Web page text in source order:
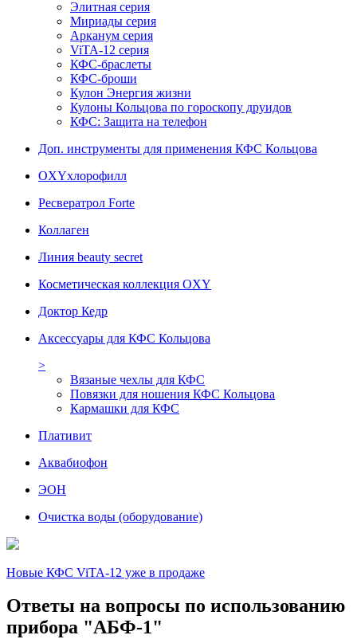
Элитная серия
Мириады серия
Арканум серия
ViTA-12 серия
КФС-браслеты
КФС-броши
Кулон Энергия жизни
Кулоны Кольцова по гороскопу друидов
КФС: Защита на телефон
Доп. инструменты для применения КФС Кольцова
OXYхлорофилл
Ресвератрол Forte
Коллаген
Линия beauty secret
Косметическая коллекция OXY
Доктор Кедр
Аксессуары для КФС Кольцова
>
Вязаные чехлы для КФС
Повязки для ношения КФС Кольцова
Кармашки для КФС
Плативит
Аквабиофон
ЭОН
Очистка воды (оборудование)
Новые КФС ViTA-12 уже в продаже
Ответы на вопросы по использованию
прибора "АБФ-1"